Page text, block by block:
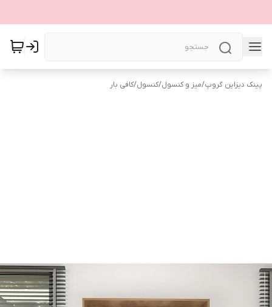
پینک دیزاین گروپ/میز و کنسول/کنسول/کافی بار